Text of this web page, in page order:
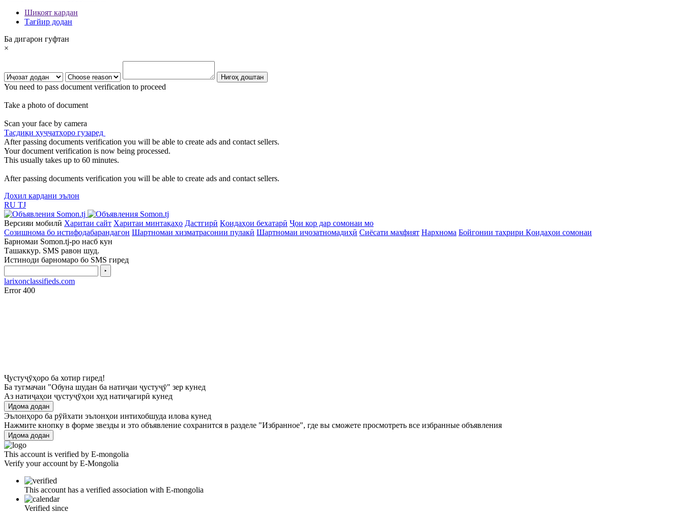
Шикоят кардан
Тағйир додан
Ба дигарон гуфтан
×
You need to pass document verification to proceed
Take a photo of document
Scan your face by camera
Тасдиқи ҳуҷҷатҳоро гузаред
After passing documents verification you will be able to create ads and contact sellers.
Your document verification is now being processed.
This usually takes up to 60 minutes.
After passing documents verification you will be able to create ads and contact sellers.
Дохил кардани эълон
RU TJ
Версияи мобилӣ Харитаи сайт Харитаи минтақаҳо Дастгирӣ Қоидаҳои бехатарӣ Ҷои кор дар сомонаи мо
Созишнома бо истифодабарандагон Шартномаи хизматрасонии пулакӣ Шартномаи иҷозатномадиҳӣ Сиёсати махфият Нархнома Бойгонии таҳрири Қоидаҳои сомонаи
Барномаи Somon.tj-ро насб кун
Ташаккур. SMS равон шуд.
Истиноди барномаро бо SMS гиред
‣
larixonclassifieds.com
Error 400
Ҷустуҷӯҳоро ба хотир гиред!
Ба тугмачаи "Обуна шудан ба натиҷаи ҷустуҷӯ" зер кунед
Аз натиҷаҳои ҷустуҷӯҳои худ натиҷагирӣ кунед
Идома додан
Эълонҳоро ба рӯйхати эълонҳои интихобшуда илова кунед
Нажмите кнопку в форме звезды и это объявление сохранится в разделе "Избранное", где вы сможете просмотреть все избранные объявления
Идома додан
This account is verified by E-mongolia
Verify your account by E-Mongolia
This account has a verified association with E-mongolia
Verified since